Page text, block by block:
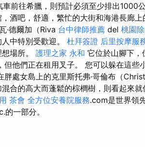
前往希臘，則預計必須至少排出1000
酒吧，舒適，繁忙的大街和海港長廊
·德爾加（Riva 台中律師推薦 del 桃園
中特別受歡迎。 杜拜簽證 后里按摩服
場所。 護理之家 永和 它位於山腳下，
但他們正在租用叉子。 您可以躲在這些
胖處女島上的克里斯托弗·哥倫布（
合的高大而蓬鬆的棕櫚樹，則看起來
茶會 全方位安養院服務.com是世界領
的一部分。